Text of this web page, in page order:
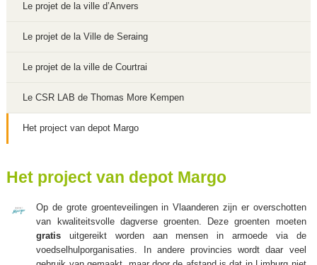
Le projet de la ville d’Anvers
Le projet de la Ville de Seraing
Le projet de la ville de Courtrai
Le CSR LAB de Thomas More Kempen
Het project van depot Margo
Het project van depot Margo
Op de grote groenteveilingen in Vlaanderen zijn er overschotten
van kwaliteitsvolle dagverse groenten. Deze groenten moeten
gratis uitgereikt worden aan mensen in armoede via de
voedselhulporganisaties. In andere provincies wordt daar veel